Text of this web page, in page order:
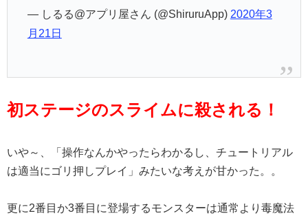
— しるる@アプリ屋さん (@ShiruruApp) 2020年3
月21日
初ステージのスライムに殺される！
いや～、「操作なんかやったらわかるし、チュートリアル
は適当にゴリ押しプレイ」みたいな考えが甘かった。。
更に2番目か3番目に登場するモンスターは通常より毒魔法